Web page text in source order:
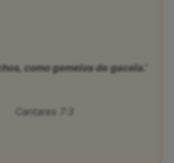
como gemelos de gacela.’
Cantares 7:3